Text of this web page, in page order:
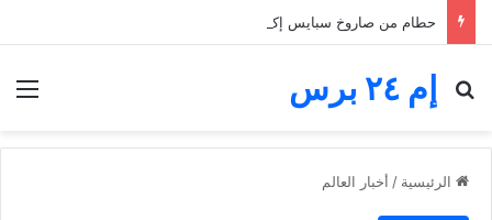
إم ٢٤ برس
بحث عن
الرئيسية / أخبار العالم